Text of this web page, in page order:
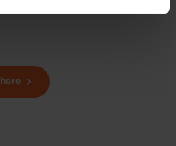
pouvez consulter notre